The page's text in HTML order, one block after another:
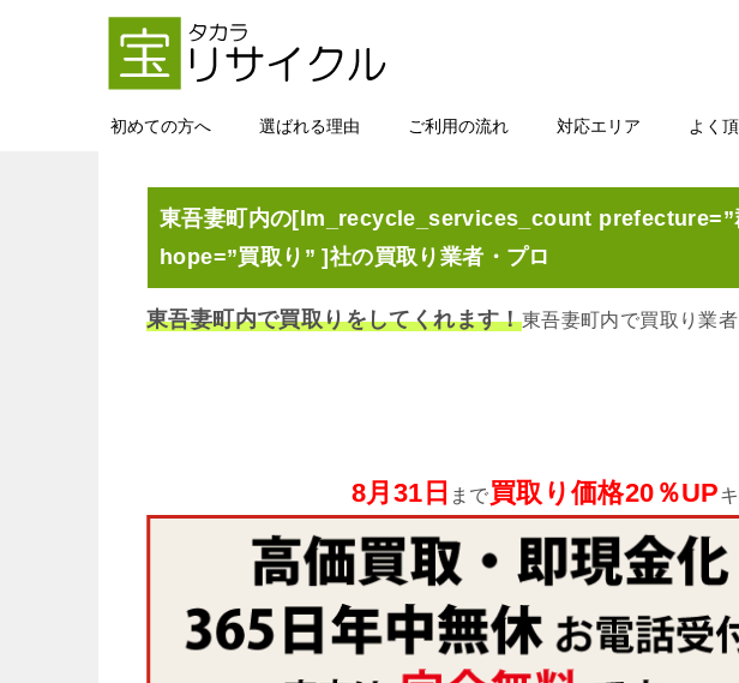
初めての方へ 選ばれる理由 ご利用の流れ 対応エリア よく
東吾妻町内の[lm_recycle_services_count prefecture=”
hope=”買取り” ]社の買取り業者・プロ
東吾妻町内で買取りをしてくれます！東吾妻町内で買取り業
8月31日 まで買取り価格20％UP